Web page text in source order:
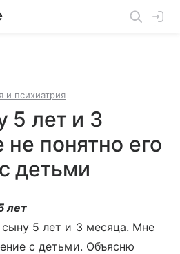
и психиатрия
5 лет и 3
понятно его
детьми
лет
5 лет и 3 месяца. Мне
с детьми. Объясню